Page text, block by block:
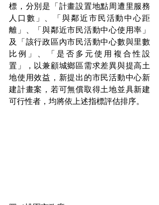
標，分別是「計畫設置地點周遭里服務
人口數」、「與鄰近市民活動中心距
離」、「與鄰近市民活動中心使用率」
及「該行政區內市民活動中心數與里數
比例」、「是否多元使用複合性設
置」，以兼顧城鄉區需求差異與提高土
地使用效益，新提出的市民活動中心新
建計畫案，若可無償取得土地並具新建
可行性者，均將依上述指標評估排序。